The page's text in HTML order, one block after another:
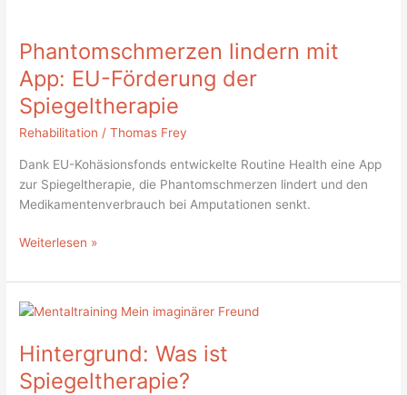
Phantomschmerzen lindern mit
App: EU-Förderung der
Spiegeltherapie
Rehabilitation /Thomas Frey
Dank EU-Kohäsionsfonds entwickelte Routine Health eine App
zur Spiegeltherapie, die Phantomschmerzen lindert und den
Medikamentenverbrauch bei Amputationen senkt.
mit
App:
EU-
Förderung
der
Weiterlesen »
Hintergrund: Was ist
Spiegeltherapie?
Hintergrund:
ist
Spiegeltherapie?